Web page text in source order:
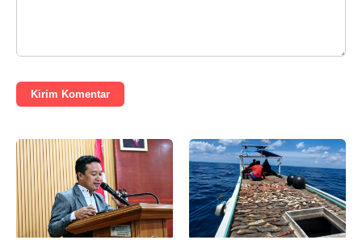
Kirim Komentar